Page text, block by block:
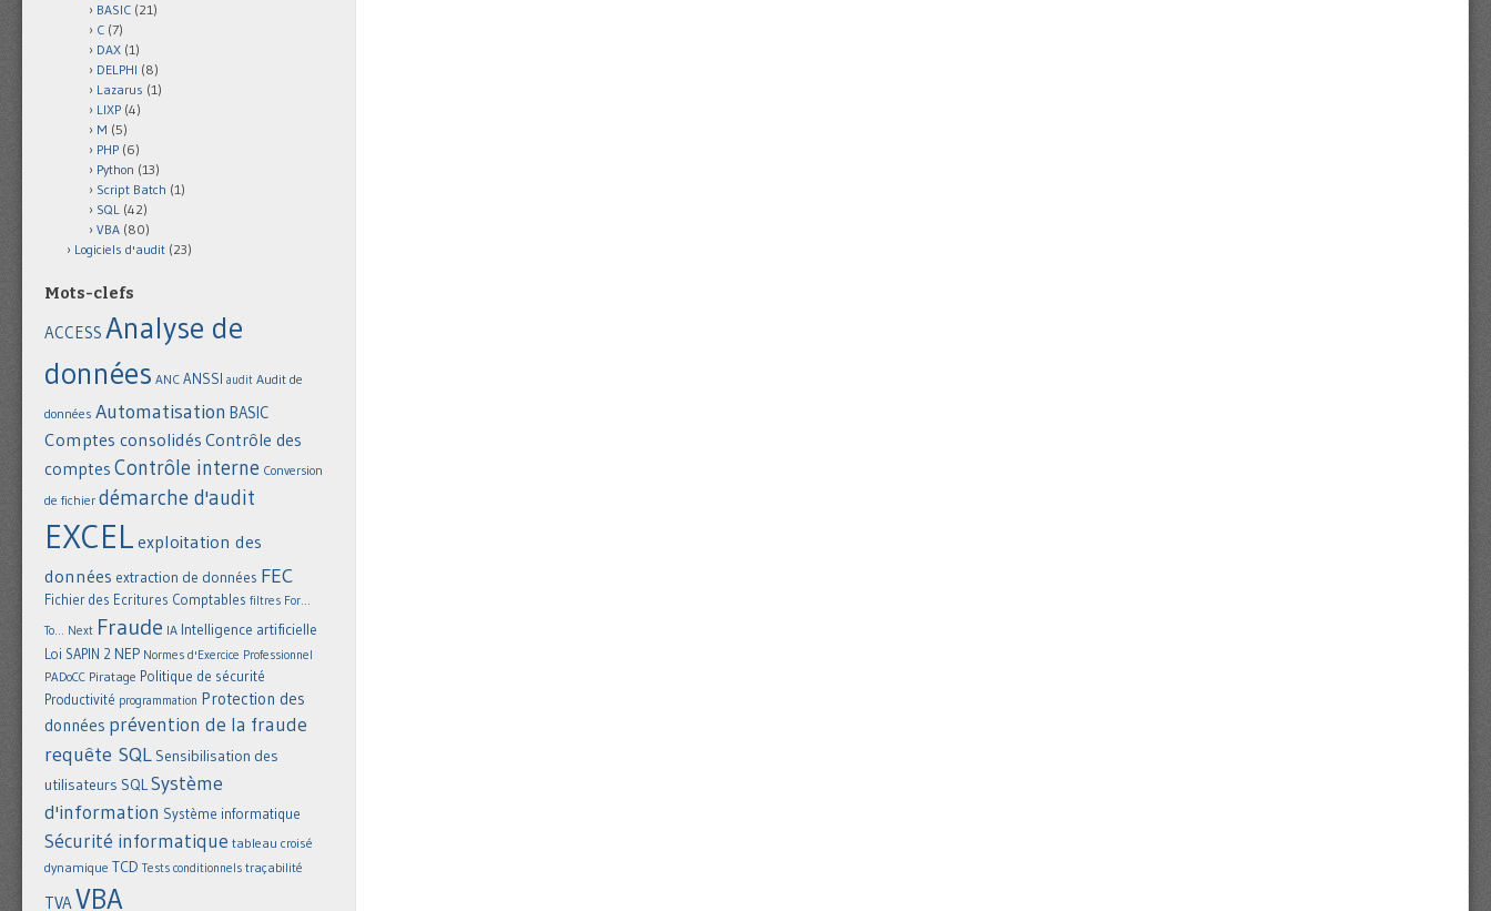
BASIC (21)
C (7)
DAX (1)
DELPHI (8)
Lazarus (1)
LIXP (4)
M (5)
PHP (6)
Python (13)
Script Batch (1)
SQL (42)
VBA (80)
Logiciels d'audit (23)
Mots-clefs
ACCESS Analyse de
données ANC ANSSI audit Audit de
données Automatisation BASIC
Comptes consolidés Contrôle des
comptes Contrôle interne Conversion
de fichier démarche d'audit
EXCEL exploitation des
données extraction de données FEC
Fichier des Ecritures Comptables filtres For...
To... Next Fraude IA Intelligence artificielle
Loi SAPIN 2 NEP Normes d'Exercice Professionnel
PADoCC Piratage Politique de sécurité
Productivité programmation Protection des
données prévention de la fraude
requête SQL Sensibilisation des
utilisateurs SQLSystème
d'information Système informatique
Sécurité informatique tableau croisé
dynamique TCD Tests conditionnels traçabilité
TVAVBA